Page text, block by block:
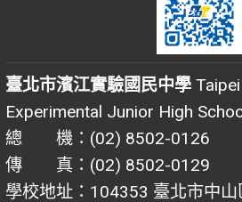
臺北市濱江實驗國民中學
Experimental Junior High
總 機：(02) 8502-0126
傳 真：(02) 8502-0129
學校地址：104353 臺北市中